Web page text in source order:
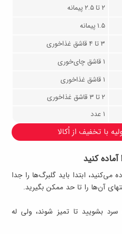
۲ تا ۲.۵ پیمانه
۱.۵ پیمانه
۳ تا ۴ قاشق غذاخوری
۱ قاشق چای‌خوری
۱ قاشق غذاخوری
۲ تا ۳ قاشق غذاخوری
۱ عدد
با تخفیف از اُکالا
کنید
می‌کنید، ابتدا باید گلبرگ‌ها را جدا
آن‌ها را تا حد ممکن بگیرید.
بشویید تا تمیز شوند، ولی له